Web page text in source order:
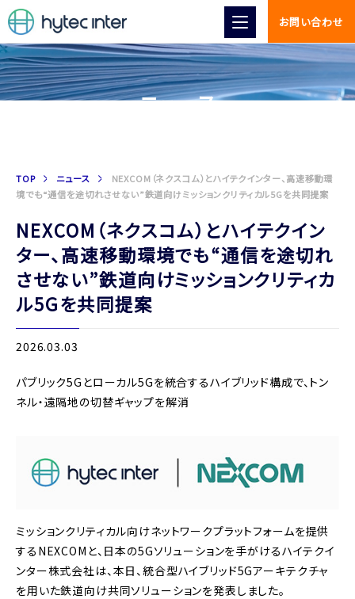
お問い合わせ
ニュース
TOP ニュース
NEXCOM（ネクスコム）とハイテクインター、高速移動環
境でも“通信を途切れさせない”鉄道向けミッションクリティカル5Gを共同提案
NEXCOM（ネクスコム）とハイテクイン
ター、高速移動環境でも“通信を途切れ
させない”鉄道向けミッションクリティカ
ル5Gを共同提案
2026.03.03
パブリック5Gとローカル5Gを統合するハイブリッド構成で、トン
ネル・遠隔地の切替ギャップを解消
ミッションクリティカル向けネットワークプラットフォームを提供
するNEXCOMと、日本の5Gソリューションを手がけるハイテクイ
ンター株式会社は、本日、統合型ハイブリッド5Gアーキテクチャ
を用いた鉄道向け共同ソリューションを発表しました。